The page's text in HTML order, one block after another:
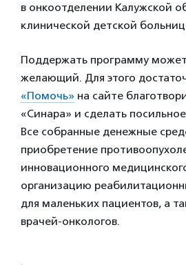
в онкоотделении Калужской
клинической детской
Поддержать программу
желающий. Для этого
«Помочь» на сайте
«Синара» и сделать
Все собранные денежные
приобретение
инновационного
организацию
для маленьких пациентов, а
врачей-онкологов.